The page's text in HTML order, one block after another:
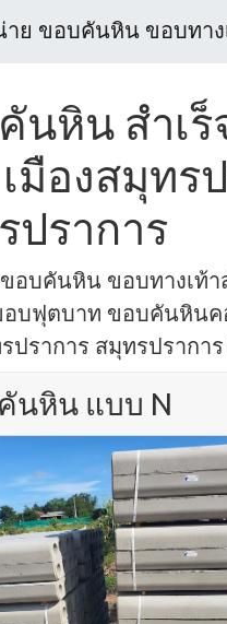
าย ขอบคันหิน ขอบทาง
นหิน สำเร็
มืองสมุทร
ปราการ
อบคันหิน ขอบทางเท้
บฟุตบาท ขอบคันหินค
ปราการ สมุทรปราก
นหิน แบบ N